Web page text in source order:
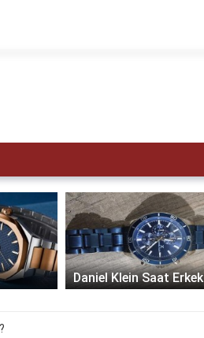
Daniel Klein Saat Erkek